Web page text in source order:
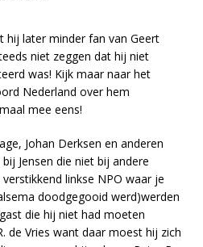
hij later minder fan van Geert
niet zeggen dat hij niet
was! Kijk maar naar het
Nederland over hem
mee eens!
Johan Derksen en anderen
Jensen die niet bij andere
linkse NPO waar je
doodgegooid werd)werden
die hij niet had moeten
de Vries want daar moest hij zich